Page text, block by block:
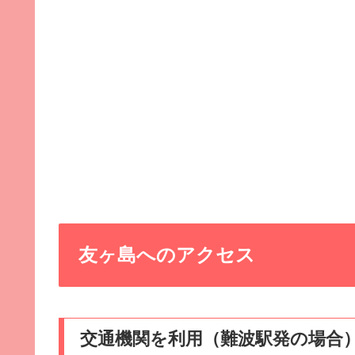
友ヶ島へのアクセス
交通機関を利用（難波駅発の場合